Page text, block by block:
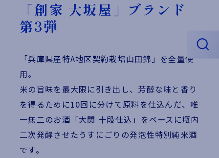
「創家 大坂屋」ブランド
第3弾
「兵庫県産特A地区契約栽培山田錦」を全量使
用。
米の旨味を最大限に引き出し、芳醇な味と香り
を得るために10回に分けて原料を仕込んだ、唯
一無二のお酒「大関 十段仕込」をベースに瓶内
二次発酵させたうすにごりの発泡性特別純米酒
です。